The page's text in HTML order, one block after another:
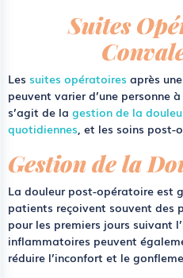
Suites
Les suites opératoires après
peuvent varier d’une personne
s’agit de la gestion de la
quotidiennes, et les soins post-
Gestion de la
La douleur post-opératoire est
patients reçoivent souvent des
pour les premiers jours suivant
inflammatoires peuvent
réduire l’inconfort et le